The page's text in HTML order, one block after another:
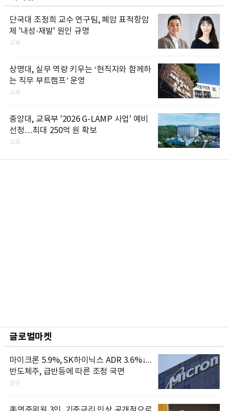
단국대 조정희 교수 연구팀, 폐암 표적항암
제 '내성·재발' 원인 규명
교육
상명대, 실무 역량 키우는 ‘현직자와 함께하
는 직무 부트캠프’ 운영
교육
중앙대, 교육부 '2026 G-LAMP 사업' 예비
선정…최대 250억 원 확보
교육
글로벌마켓
마이크론 5.9%, SK하이닉스 ADR 3.6%↓...
반도체주, 급반등에 따른 조정 국면
증권